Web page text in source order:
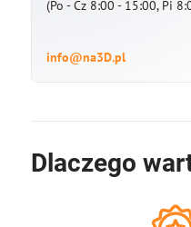
(Po - Cz 8:00 - 15:00, Pi
info@na3D.pl
Dlaczego